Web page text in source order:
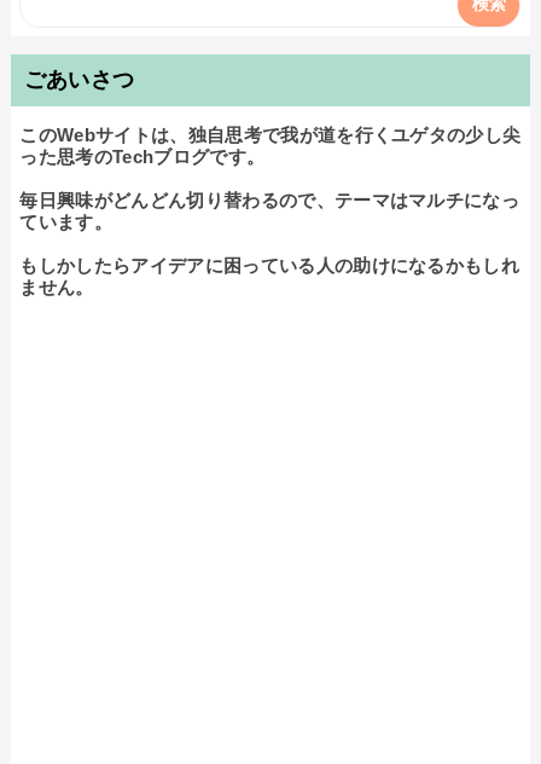
ごあいさつ
このWebサイトは、独自思考で我が道を行くユゲタの少し尖
った思考のTechブログです。
毎日興味がどんどん切り替わるので、テーマはマルチになっ
ています。
もしかしたらアイデアに困っている人の助けになるかもしれ
ません。